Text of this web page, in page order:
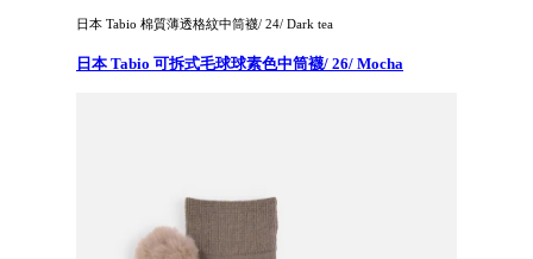
日本 Tabio 棉質薄透格紋中筒襪/ 24/ Dark tea
日本 Tabio 可拆式毛球球素色中筒襪/ 26/ Mocha